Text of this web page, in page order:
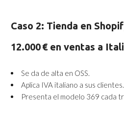
Caso 2: Tienda en
12.000 € en ventas a
Se da de alta en OSS.
Aplica IVA italiano a sus clientes.
Presenta el modelo 369 cada